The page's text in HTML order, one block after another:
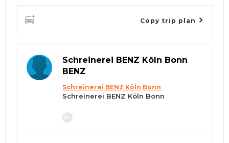
Copy trip plan
Schreinerei BENZ Köln Bonn
BENZ
Schreinerei BENZ Köln Bonn
Schreinerei BENZ Köln Bonn